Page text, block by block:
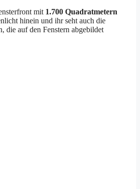
mit 1.700 Quadratmetern
hinein und ihr seht auch die
die auf den Fenstern abgebildet